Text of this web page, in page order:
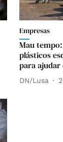
Empresas
Mau
plásticos
para ajudar
DN/Lusa